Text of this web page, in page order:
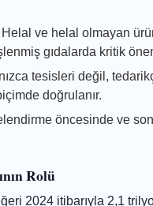
ve helal olmayan
gıdalarda kritik
tesisleri değil,
doğrulanır.
öncesinde ve
Rolü
2024 itibarıyla 2,1